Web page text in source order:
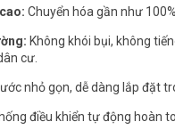
Chuyển hóa gần như
Không khói bụi, không
cư.
nhỏ gọn, dễ dàng lắp đặt
điều khiển tự động hoàn